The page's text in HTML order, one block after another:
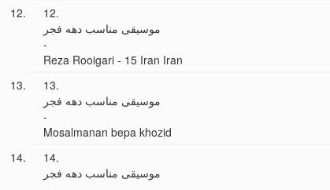
12.
موسیقی مناسب دهه فجر
-
Reza Rooigari - 15 Iran Iran
13.
موسیقی مناسب دهه فجر
-
Mosalmanan bepa khozid
14.
موسیقی مناسب دهه فجر